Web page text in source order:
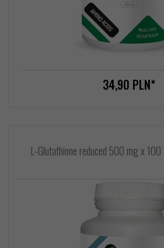
34,90 PLN*
L-Glutathione reduced 500 mg x 100